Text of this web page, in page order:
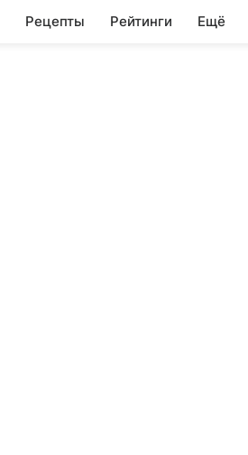
Рецепты Рейтинги Ещё